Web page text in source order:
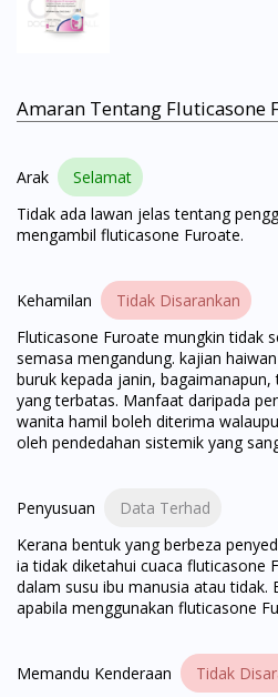
Visit DoctorOnCall Singapore
You seem to be
You are currently on
site.
To serve you better, would
Continue to
No, please do not
Amaran Tentang Fluticasone
Arak
Selamat
Tidak ada lawan jelas tentang
mengambil fluticasone Furoate.
Kehamilan
Tidak Disarankan
Fluticasone Furoate mungkin tidak
semasa mengandung. kajian
buruk kepada janin,
yang terbatas. Manfaat daripada
wanita hamil boleh diterima
oleh pendedahan sistemik yang
Penyusuan
Data Terhad
Kerana bentuk yang berbeza
ia tidak diketahui cuaca fluticasone
dalam susu ibu manusia atau tidak.
apabila menggunakan fluticasone
Memandu Kenderaan
Tidak